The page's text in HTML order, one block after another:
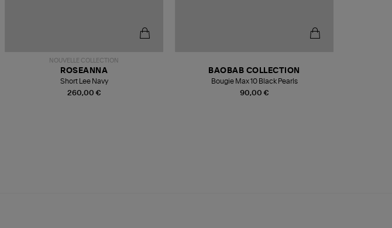
NOUVELLE COLLECTION
260,00 €
ROSEANNA
Short Lee Navy
90,00 €
BAOBAB COLLECTION
Bougie Max 10 Black Pearls